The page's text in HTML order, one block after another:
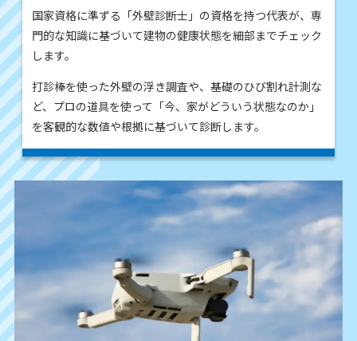
国家資格に準ずる「外壁診断士」の資格を持つ代表が、専
門的な知識に基づいて建物の健康状態を細部までチェック
します。
打診棒を使った外壁の浮き調査や、基礎のひび割れ計測な
ど、プロの道具を使って「今、家がどういう状態なのか」
を客観的な数値や根拠に基づいて診断します。